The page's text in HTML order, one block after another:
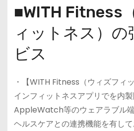
■WITH Fitness
ィットネス）
ビス
・【WITH Fitness（ウィズフィ
インフィットネスアプリでを内製
AppleWatch等のウェアラブル
ヘルスケアとの連携機能を有して